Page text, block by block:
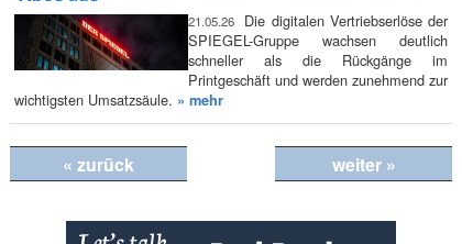
21.05.26
Die digitalen Vertriebserlöse der
SPIEGEL-Gruppe wachsen deutlich
schneller als die Rückgänge im
Printgeschäft und werden zunehmend zur
wichtigsten Umsatzsäule. » mehr
« zurück weiter »